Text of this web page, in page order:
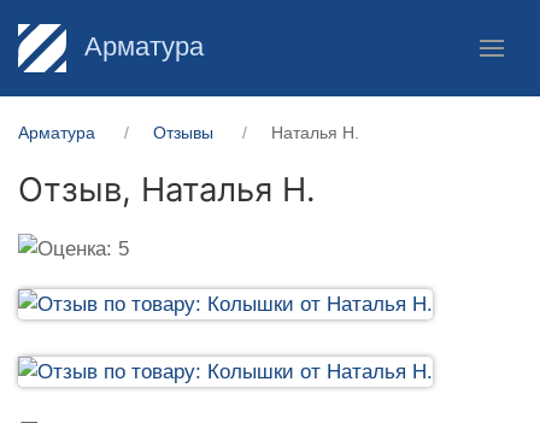
Арматура
Арматура Отзывы Наталья Н.
Отзыв, Наталья Н.